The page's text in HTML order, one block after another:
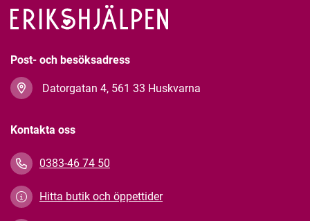
Post- och besöksadress
Datorgatan 4, 561 33 Huskvarna
Kontakta oss
0383-46 74 50
Hitta butik och öppettider